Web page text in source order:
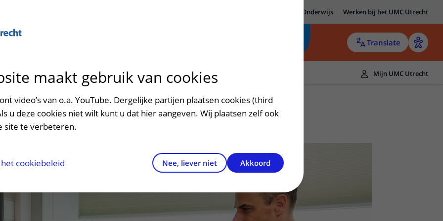
Onderwijs Werken bij het UMC Utrecht
Translate
patiëntportaal
het ziekenhuis
en voorzieningen
Contact en route
Contactgegevens
Verwijzers
Teleconsult aanvragen
Zorgverlenersportaal
Mijn UMC Utrecht
maakt gebruik van cookies
video’s van o.a. YouTube. Dergelijke partijen plaatsen cookies (third
u deze cookies niet wilt kunt u dat hier aangeven. Wij plaatsen zelf ook
site te verbeteren.
cookiebeleid Nee, liever niet Akkoord